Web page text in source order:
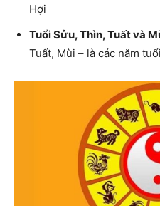
Hợi
Tuổi Sửu, Thìn, Tuất và
Tuất, Mùi – là các năm